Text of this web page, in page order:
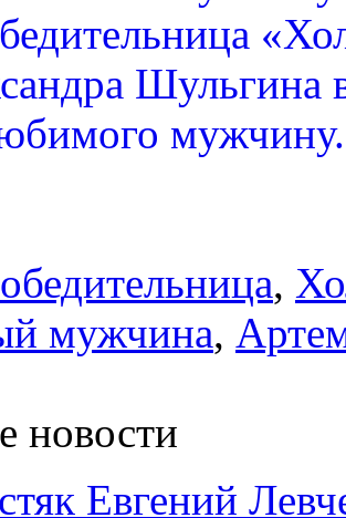
,
мужчина,
новости
Евгений